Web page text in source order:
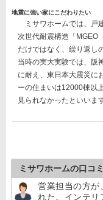
地震に強い家にこだわりたい
ミサワホームでは、戸
次世代耐震構造「MGEO
だけではなく、繰り返し
当時の実大実験では、阪
に耐え、東日本大震災に
ーの住まいは12000棟以
見られなかったといいます
ミサワホームの口コ
営業担当の方が
れた。インテリ